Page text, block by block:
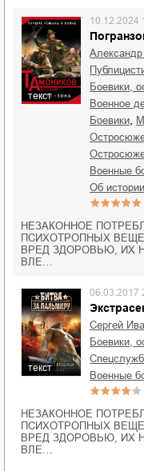
текст
10.12.2024
боевики,
военное
боевики
военные
об
НЕЗАКОННОЕ
ПСИХОТРОПНЫХ
ВРЕД ЗДОРОВЬЮ, ИХ
ВЛЕ…
текст
06.03.2017
Сергей
боевики,
военные
НЕЗАКОННОЕ
ПСИХОТРОПНЫХ
ВРЕД ЗДОРОВЬЮ, ИХ
ВЛЕ…